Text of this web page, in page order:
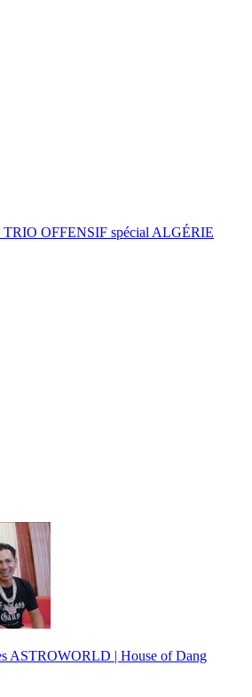
OFFENSIF spécial ALGÉRIE
ASTROWORLD | House of Dang